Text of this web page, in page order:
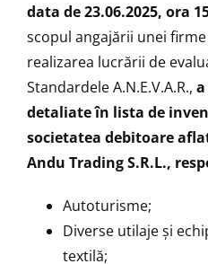
data de 23.06.2025, ora
scopul angajării unei
realizarea lucrării de
Standardele A.N.E.V.A.R.,
detaliate în lista de
societatea debitoare
Andu Trading S.R.L.,
Autoturisme;
Diverse utilaje și
textilă;